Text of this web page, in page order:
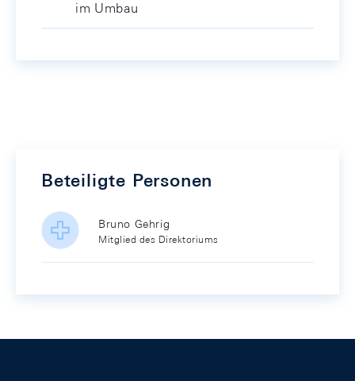
im Umbau
Beteiligte Personen
Bruno Gehrig
Mitglied des Direktoriums